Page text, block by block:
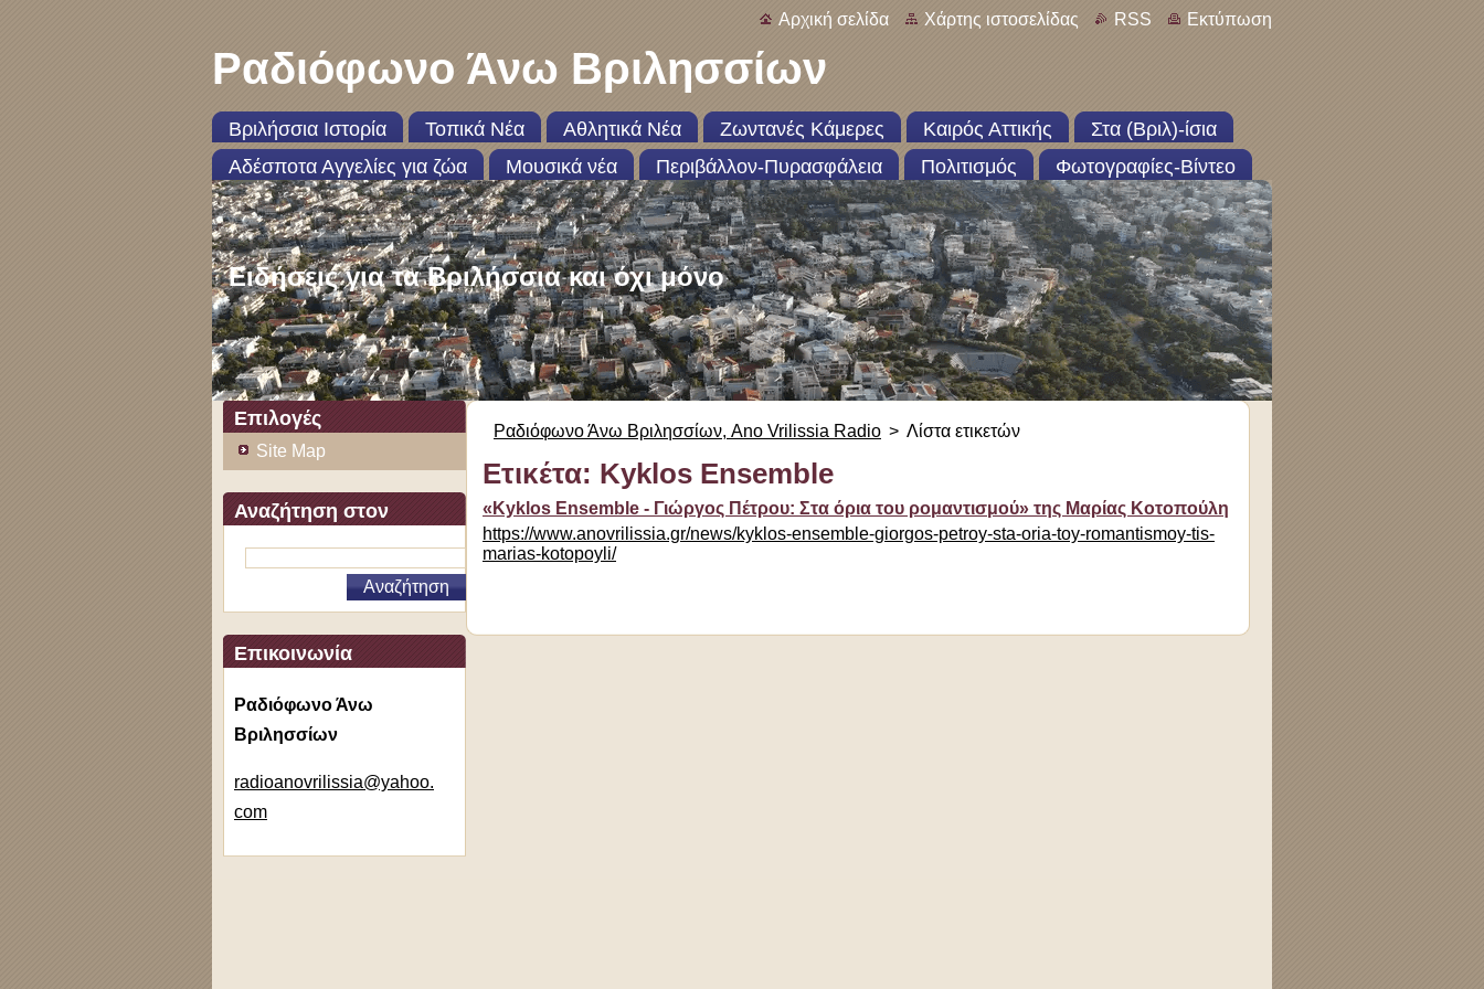
Αρχική σελίδα Χάρτης ιστοσελίδας RSS Εκτύπωση
Ραδιόφωνο Άνω Βριλησσίων
Βριλήσσια Ιστορία Τοπικά Νέα Αθλητικά Νέα Ζωντανές Κάμερες Καιρός Αττικής
Στα (Βριλ)-ίσια
Αδέσποτα Αγγελίες για ζώα
Μουσικά νέα Περιβάλλον-Πυρασφάλεια Πολιτισμός Φωτογραφίες-Βίντεο
Ειδήσεις για τα Βριλήσσια και όχι μόνο
Επιλογές
Site Map
Αναζήτηση στον
ιστότοπο
Επικοινωνία
Ραδιόφωνο Άνω
Βριλησσίων
radioanovrilissia@yahoo.
com
Ραδιόφωνο Άνω Βριλησσίων, Ano Vrilissia Radio > Λίστα ετικετών
Ετικέτα: Kyklos Εnsemble
«Kyklos Εnsemble - Γιώργος Πέτρου: Στα όρια του ρομαντισμού» της Μαρίας Κοτοπούλη
https://www.anovrilissia.gr/news/kyklos-ensemble-giorgos-petroy-sta-oria-toy-romantismoy-tis-
marias-kotopoyli/